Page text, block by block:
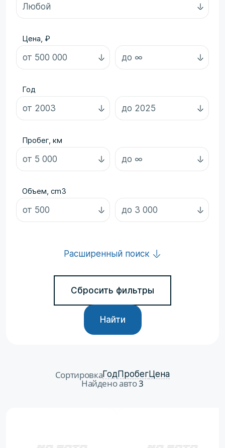
Цена, ₽
Год
Пробег, км
Объем, cm3
Расширенный поиск
Сбросить фильтры
Найти
СортировкаГодПробегЦена
Найдено авто3